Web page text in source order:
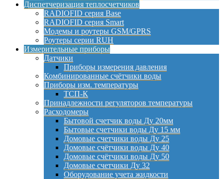
Диспетчеризация теплосчетчиков
RADIOFID серия Base
RADIOFID серия Smart
Модемы и роутеры GSM/GPRS
Роутеры серии RUH
Измерительные приборы
Датчики
Приборы измерения давления
Комбинированные счётчики воды
Приборы изм. температуры
ТСП-К
Принадлежности регуляторов температуры
Расходомеры
Бытовой счетчик воды Ду 20мм
Бытовые счетчики воды Ду 15 мм
Домовые счетчики воды Ду 25
Домовые счётчики воды Ду 40
Домовые счётчики воды Ду 50
Домовые счетчики Ду 32
Оборудование учета жидкости